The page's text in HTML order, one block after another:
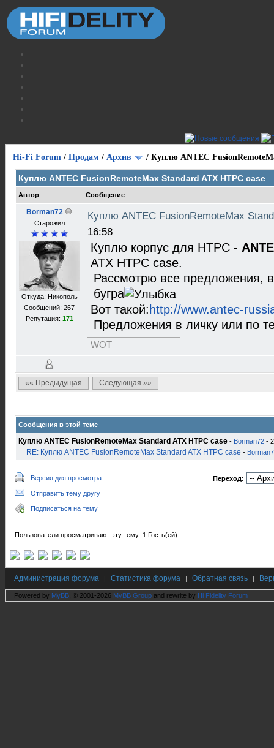
Hi-Fi Forum / Продам / Архив / Куплю ANTEC
Куплю ANTEC FusionRemoteMax Standard ATX HTPC case
Автор Сообщение
Borman72
Старожил
Откуда: Никополь
Сообщений: 267
Репутация: 171
Куплю ANTEC FusionRemoteMax
16:58
Куплю корпус для HTPC -
ATX HTPC case.
Рассмотрю все предложения,
бугра
Вот такой: http://www.antec-
Предложения в личку или по
WOT
«« Предыдущая Следующая »»
Сообщения в этой теме
Куплю ANTEC FusionRemoteMax Standard ATX HTPC case - Borman72 -
RE: Куплю ANTEC FusionRemoteMax Standard ATX HTPC case -
Версия для просмотра
Отправить тему другу
Подписаться на тему
Переход:
Пользователи просматривают эту тему: 1 Гость(ей)
Администрация форума | Статистика форума | Обратная связь |
Powered by MyBB , © 2001-2026 MyBB Group and rewrite by Hi Fidelity Forum